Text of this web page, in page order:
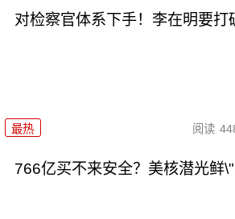
对检察官体系下手！李在明要打
最热 阅读
766亿买不来安全？美核潜光鲜